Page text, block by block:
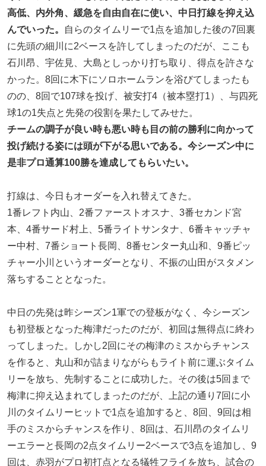
高低、内外角、緩急を自由自在に使い、中日打線を抑え込
んでいった。
自らのタイムリーで1点を追加した後の7回裏
に先頭の細川に2ベースを許してしまったのだが、ここも
石川昂、宇佐見、大島としっかり打ち取り、得点を許さな
かった。8回に木下にソロホームランを浴びてしまったも
のの、8回で107球を投げ、被安打4（被本塁打1）、与四死
球1の1失点と先発の役割を果たしてみせた。
チームの調子が良い時も悪い時も目の前の勝利に向かって
投げ続ける姿には頭が下がる思いである。今シーズン中に
是非プロ通算100勝を達成してもらいたい。
打線は、今日もオーダーを入れ替えてきた。
1番レフト内山、2番ファーストオスナ、3番セカンド宮
本、4番サード村上、5番ライトサンタナ、6番キャッチャ
ー中村、7番ショート長岡、8番センター丸山和、9番ピッ
チャー小川というオーダーとなり、不振の山田がスタメン
落ちすることとなった。
中日の先発は昨シーズン1軍での登板がなく、今シーズン
も初登板となった梅津だったのだが、初回は無得点に終わ
ってしまった。しかし2回にその梅津のミスからチャンス
を作ると、丸山和が詰まりながらもライト前に運ぶタイム
リーを放ち、先制することに成功した。その後は5回まで
梅津に抑え込まれてしまったのだが、上記の通り7回に小
川のタイムリーヒットで1点を追加すると、8回、9回は相
手のミスからチャンスを作り、8回は、石川昂のタイムリ
ーエラーと長岡の2点タイムリー2ベースで3点を追加し、9
回は、赤羽がプロ初打点となる犠牲フライを放ち、試合の